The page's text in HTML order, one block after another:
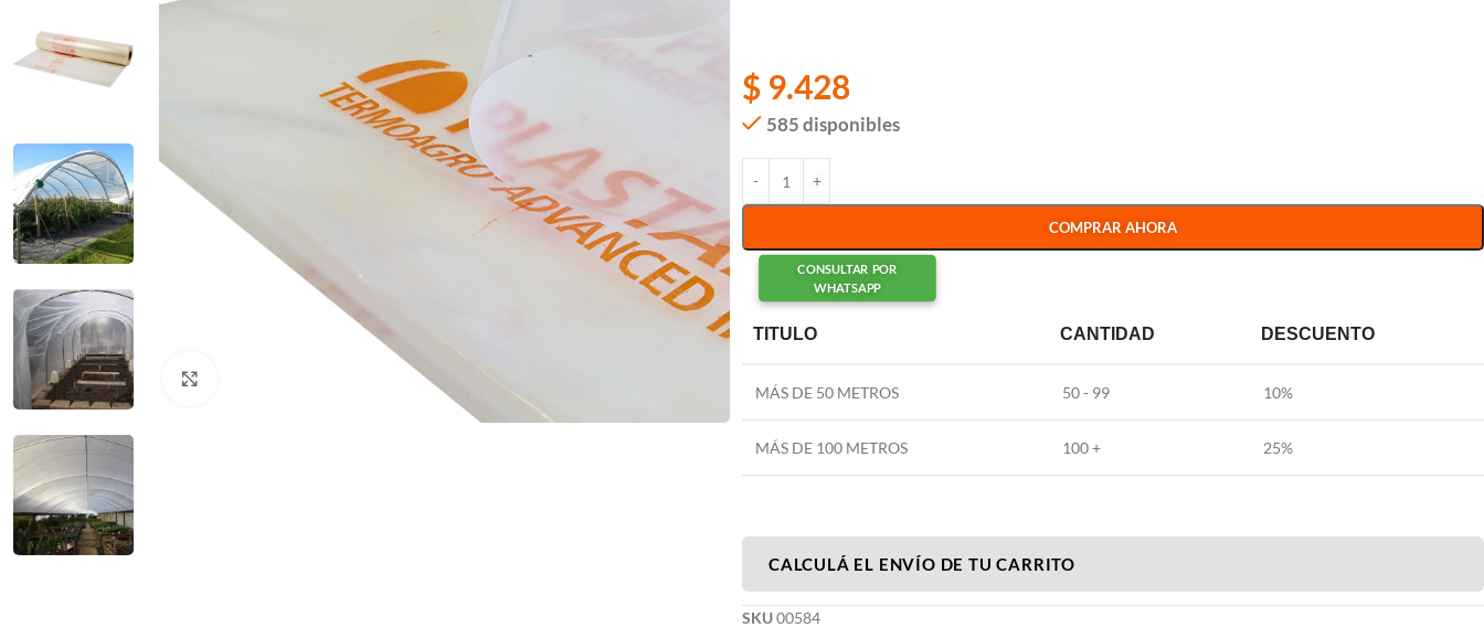
$ 9.428
585 disponibles
COMPRAR AHORA
CONSULTAR POR
WHATSAPP
TITULO CANTIDAD DESCUENTO
MÁS DE 50 METROS 50 - 99 10%
MÁS DE 100 METROS 100 + 25%
CALCULÁ EL ENVÍO DE TU CARRITO
SKU00584